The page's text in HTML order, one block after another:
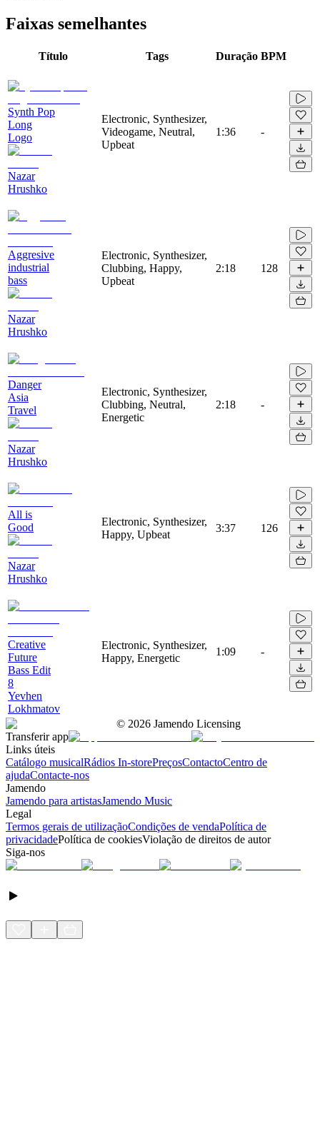
Faixas semelhantes
Título Tags Duração BPM
Synth Pop
Long
Logo
Nazar
Hrushko
Electronic, Synthesizer,
Videogame, Neutral,
Upbeat
1:36 -
Aggresive
industrial
bass
Nazar
Hrushko
Electronic, Synthesizer,
Clubbing, Happy,
Upbeat
2:18 128
Danger
Asia
Travel
Nazar
Hrushko
Electronic, Synthesizer,
Clubbing, Neutral,
Energetic
2:18 -
All is
Good
Nazar
Hrushko
Electronic, Synthesizer,
Happy, Upbeat
3:37 126
Creative
Future
Bass Edit
8
Yevhen
Lokhmatov
Electronic, Synthesizer,
Happy, Energetic
1:09 -
© 2026 Jamendo Licensing
Transferir app
Links úteis
Catálogo musicalRádios In-storePreçosContactoCentro de
ajudaContacte-nos
Jamendo
Jamendo para artistasJamendo Music
Legal
Termos gerais de utilizaçãoCondições de vendaPolítica de
privacidadePolítica de cookiesViolação de direitos de autor
Siga-nos